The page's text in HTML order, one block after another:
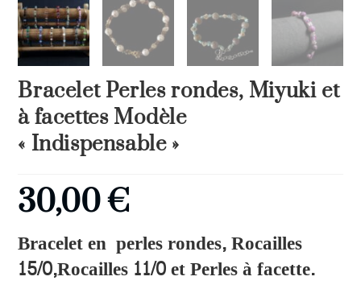
Bracelet Perles rondes, Miyuki et
à facettes Modèle
« Indispensable »
30,00€
Bracelet en perles rondes, Rocailles
15/0,Rocailles 11/0 et Perles à facette.